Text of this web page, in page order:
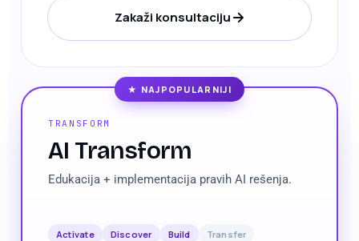
Zakaži konsultaciju
★ NAJPOPULARNIJI
TRANSFORM
AI Transform
Edukacija + implementacija pravih AI rešenja.
Activate Discover Build Transfer